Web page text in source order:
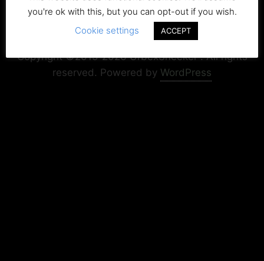
Copyright+Impressum Privacy & Cookie Policy
Copyright ©2015-2026 UrbexSneeker . All rights
reserved. Powered by WordPress
you're ok with this, but you can opt-out if you wish.
Cookie settings
ACCEPT